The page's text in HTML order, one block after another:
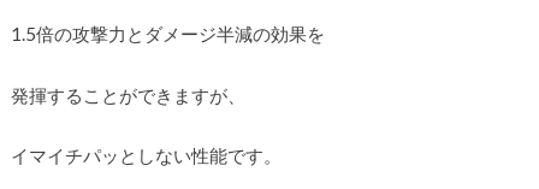
1.5倍の攻撃力とダメージ半減の効果を
発揮することができますが、
イマイチパッとしない性能です。